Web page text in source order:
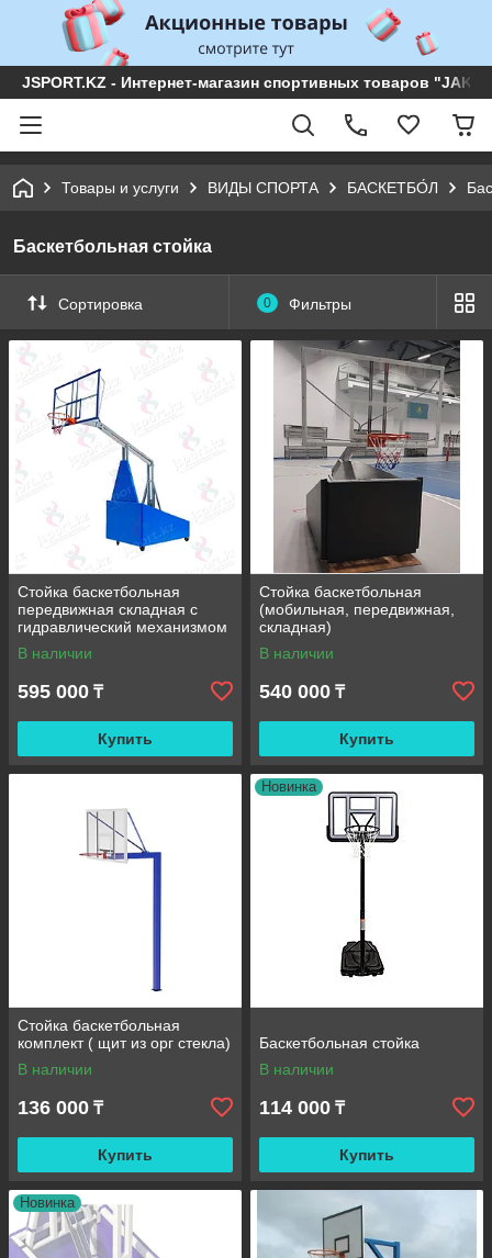
JSPORT.KZ - Интернет-магазин спортивных товаров
Товары и услуги ВИДЫ СПОРТА БАСКЕТБО́Л
Баскетбольная стойка
Сортировка 0 Фильтры
Стойка баскетбольная
передвижная складная с
гидравлический механизмом
В наличии
595 000 ₸
Купить
Стойка баскетбольная
(мобильная, передвижная,
складная)
В наличии
540 000 ₸
Купить
Стойка баскетбольная
комплект ( щит из орг стекла)
В наличии
136 000 ₸
Купить
Новинка
Баскетбольная стойка
В наличии
114 000 ₸
Купить
Новинка